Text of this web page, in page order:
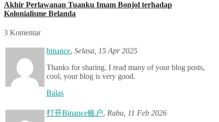
Akhir Perlawanan Tuanku Imam Bonjol terhadap
Kolonialisme Belanda
3 Komentar
binance, Selasa, 15 Apr 2025
Thanks for sharing. I read many of your blog posts,
cool, your blog is very good.
Balas
打开Binance账户, Rabu, 11 Feb 2026